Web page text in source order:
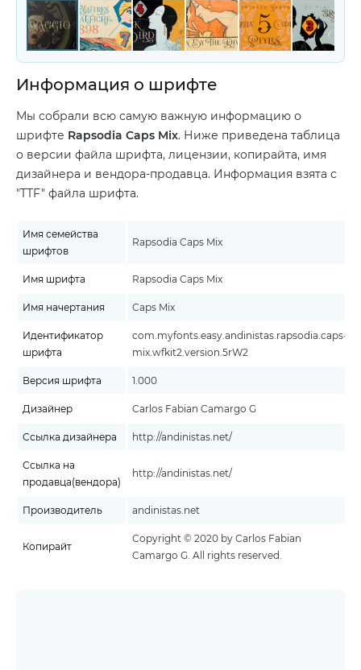
Информация о шрифте
Мы собрали всю самую важную информацию о
шрифте Rapsodia Caps Mix. Ниже приведена таблица
о версии файла шрифта, лицензии, копирайта, имя
дизайнера и вендора-продавца. Информация взята с
"TTF" файла шрифта.
Имя семейства
шрифтов
Rapsodia Caps Mix
Имя шрифта Rapsodia Caps Mix
Имя начертания Caps Mix
Идентификатор
шрифта
com.myfonts.easy.andinistas.rapsodia.caps-
mix.wfkit2.version.5rW2
Версия шрифта 1.000
Дизайнер Carlos Fabian Camargo G
Ссылка дизайнера http://andinistas.net/
Ссылка на
продавца(вендора)
http://andinistas.net/
Производитель andinistas.net
Копирайт
Copyright © 2020 by Carlos Fabian
Camargo G. All rights reserved.